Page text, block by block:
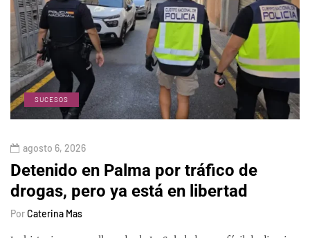
SUCESOS
agosto 6, 2026
Detenido en Palma por tráfico de
drogas, pero ya está en libertad
PorCaterina Mas